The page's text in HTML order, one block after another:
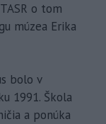
o tom
múzea Erika
bolo v
1991. Škola
a ponúka